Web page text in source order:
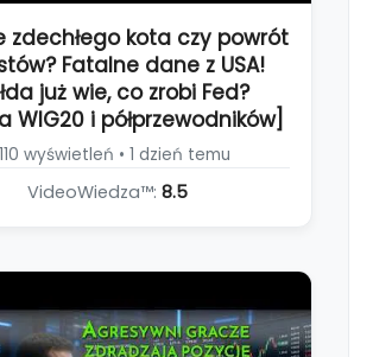
zdechłego kota czy powrót
Fatalne dane z USA!
już wie, co zrobi Fed?
WIG20 i półprzewodników]
wyświetleń • 1 dzień temu
VideoWiedza™: 8.5